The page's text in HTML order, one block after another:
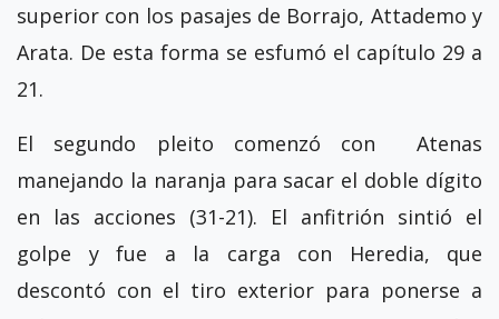
superior con los pasajes de Borrajo, Attademo y
Arata. De esta forma se esfumó el capítulo 29 a
21.
El segundo pleito comenzó con Atenas
manejando la naranja para sacar el doble dígito
en las acciones (31-21). El anfitrión sintió el
golpe y fue a la carga con Heredia, que
descontó con el tiro exterior para ponerse a